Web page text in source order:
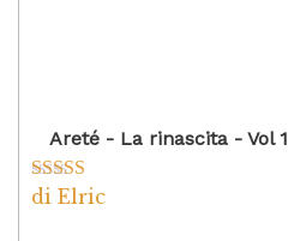
Areté - La rinascita - Vol 1
Valutato5
di Elric